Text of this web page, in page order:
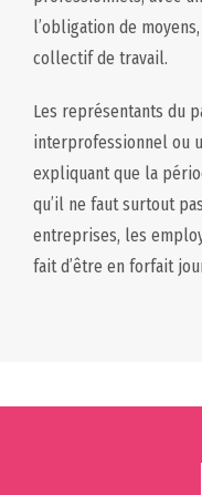
l’obligation de
collectif de travail.
Les représentants du
interprofessionnel ou
expliquant que la
qu’il ne faut surtout
entreprises, les
fait d’être en forfait